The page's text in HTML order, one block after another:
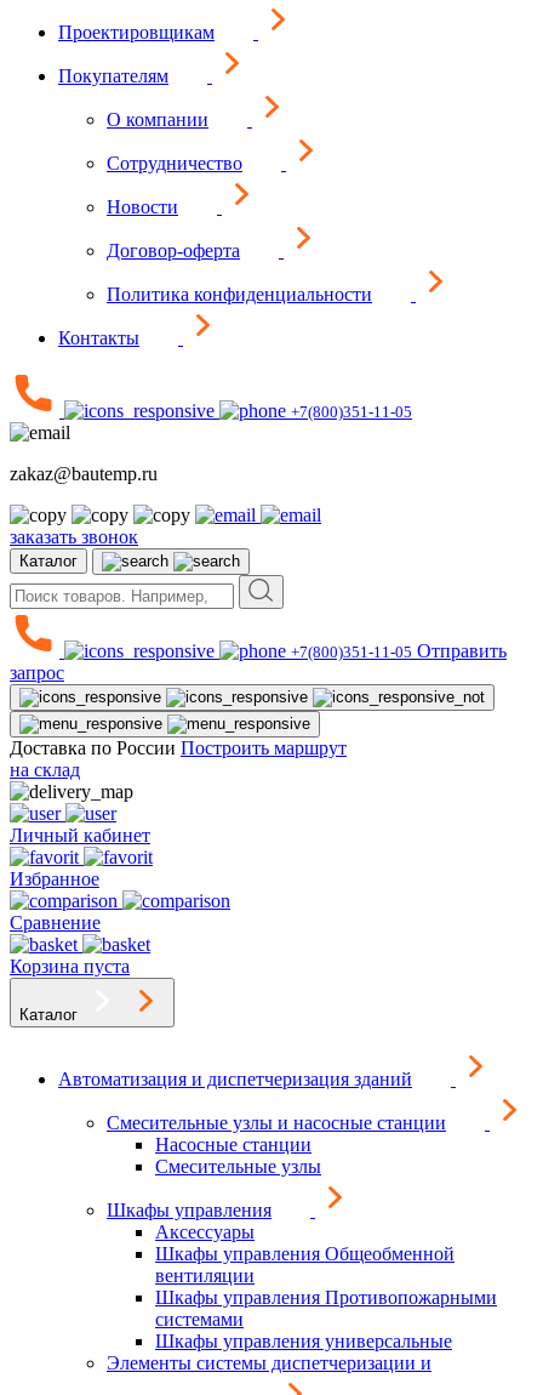
Проектировщикам
Покупателям
О компании
Сотрудничество
Новости
Договор-оферта
Политика конфиденциальности
Контакты
+7(800)351-11-05
zakaz@bautemp.ru
заказать звонок
Каталог
+7(800)351-11-05 Отправить
запрос
Доставка по России Построить маршрут
на склад
Личный кабинет
Избранное
Сравнение
Корзина пуста
Каталог
Автоматизация и диспетчеризация зданий
Смесительные узлы и насосные станции
Насосные станции
Смесительные узлы
Шкафы управления
Аксессуары
Шкафы управления Общеобменной
вентиляции
Шкафы управления Противопожарными
системами
Шкафы управления универсальные
Элементы системы диспетчеризации и